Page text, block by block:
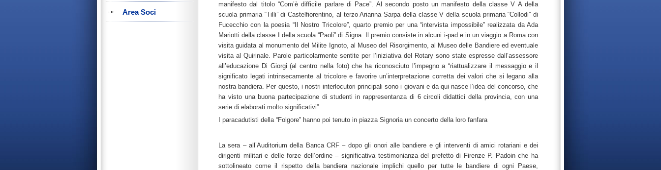
Area Soci
manifesto dal titolo “Com’è difficile parlare di Pace”. Al secondo posto un manifesto della classe V A della
scuola primaria “Tilli” di Castelfiorentino, al terzo Arianna Sarpa della classe V della scuola primaria “Collodi” di
Fucecchio con la poesia “Il Nostro Tricolore”, quarto premio per una “intervista impossibile” realizzata da Ada
Mariotti della classe I della scuola “Paoli” di Signa. Il premio consiste in alcuni i-pad e in un viaggio a Roma con
visita guidata al monumento del Milite Ignoto, al Museo del Risorgimento, al Museo delle Bandiere ed eventuale
visita al Quirinale. Parole particolarmente sentite per l’iniziativa del Rotary sono state espresse dall’assessore
all’educazione Di Giorgi (al centro nella foto) che ha riconosciuto l’impegno a “riattualizzare il messaggio e il
significato legati intrinsecamente al tricolore e favorire un’interpretazione corretta dei valori che si legano alla
nostra bandiera. Per questo, i nostri interlocutori principali sono i giovani e da qui nasce l’idea del concorso, che
ha visto una buona partecipazione di studenti in rappresentanza di 6 circoli didattici della provincia, con una
serie di elaborati molto significativi”.
I paracadutisti della “Folgore” hanno poi tenuto in piazza Signoria un concerto della loro fanfara
La sera – all’Auditorium della Banca CRF – dopo gli onori alle bandiere e gli interventi di amici rotariani e dei
dirigenti militari e delle forze dell’ordine – significativa testimonianza del prefetto di Firenze P. Padoin che ha
sottolineato come il rispetto della bandiera nazionale implichi quello per tutte le bandiere di ogni Paese,